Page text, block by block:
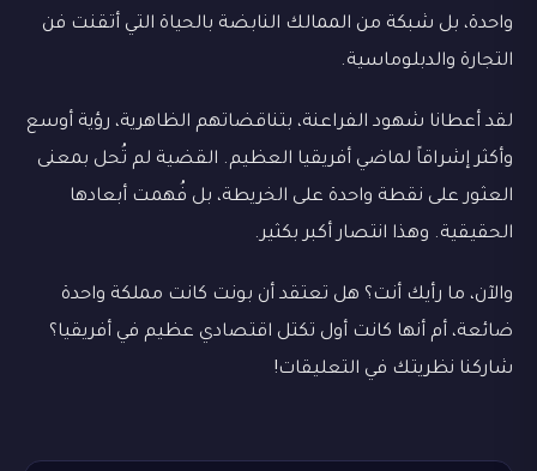
واحدة، بل شبكة من الممالك النابضة بالحياة التي أتقنت فن
التجارة والدبلوماسية.
لقد أعطانا شهود الفراعنة، بتناقضاتهم الظاهرية، رؤية أوسع
وأكثر إشراقاً لماضي أفريقيا العظيم. القضية لم تُحل بمعنى
العثور على نقطة واحدة على الخريطة، بل فُهمت أبعادها
الحقيقية. وهذا انتصار أكبر بكثير.
والآن، ما رأيك أنت؟ هل تعتقد أن بونت كانت مملكة واحدة
ضائعة، أم أنها كانت أول تكتل اقتصادي عظيم في أفريقيا؟
شاركنا نظريتك في التعليقات!